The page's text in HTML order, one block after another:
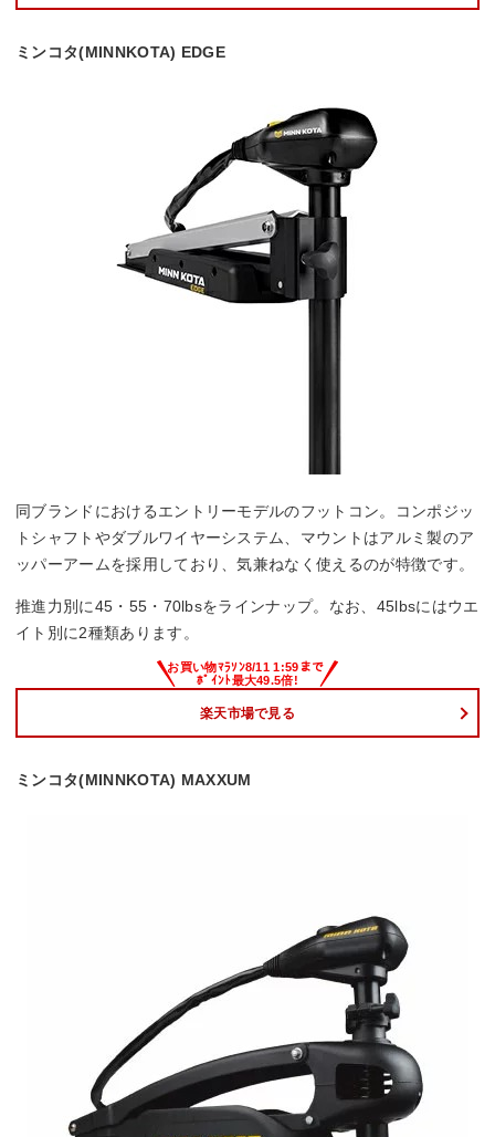
ミンコタ(MINNKOTA) EDGE
同ブランドにおけるエントリーモデルのフットコン。コンポジッ
トシャフトやダブルワイヤーシステム、マウントはアルミ製のア
ッパーアームを採用しており、気兼ねなく使えるのが特徴です。
推進力別に45・55・70lbsをラインナップ。なお、45lbsにはウエ
イト別に2種類あります。
楽天市場で見る
ミンコタ(MINNKOTA) MAXXUM